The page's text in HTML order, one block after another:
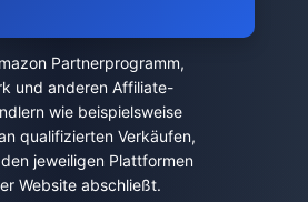
Partnerprogramm,
und anderen Affiliate-
wie beispielsweise
qualifizierten Verkäufen,
jeweiligen Plattformen
Website abschließt.